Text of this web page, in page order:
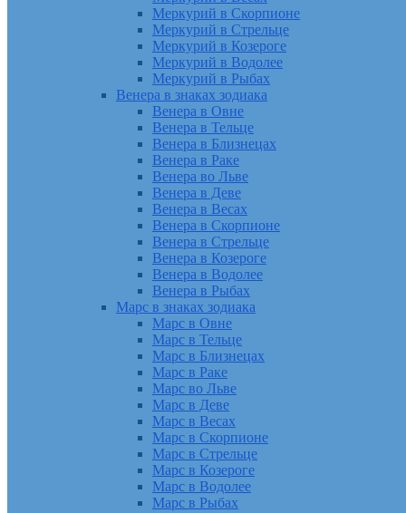
Меркурий в Скорпионе
Меркурий в Стрельце
Меркурий в Козероге
Меркурий в Водолее
Меркурий в Рыбах
Венера в знаках зодиака
Венера в Овне
Венера в Тельце
Венера в Близнецах
Венера в Раке
Венера во Льве
Венера в Деве
Венера в Весах
Венера в Скорпионе
Венера в Стрельце
Венера в Козероге
Венера в Водолее
Венера в Рыбах
Марс в знаках зодиака
Марс в Овне
Марс в Тельце
Марс в Близнецах
Марс в Раке
Марс во Льве
Марс в Деве
Марс в Весах
Марс в Скорпионе
Марс в Стрельце
Марс в Козероге
Марс в Водолее
Марс в Рыбах